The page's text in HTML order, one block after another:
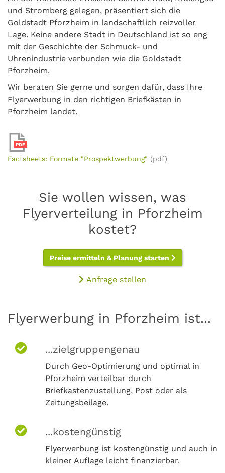
und Stromberg gelegen, präsentiert sich die
Goldstadt Pforzheim in landschaftlich reizvoller
Lage. Keine andere Stadt in Deutschland ist so eng
mit der Geschichte der Schmuck- und
Uhrenindustrie verbunden wie die Goldstadt
Pforzheim.
Wir beraten Sie gerne und sorgen dafür, dass Ihre
Flyerwerbung in den richtigen Briefkästen in
Pforzheim landet.
PDF
Factsheets: Formate "Prospektwerbung" (pdf)
Sie wollen wissen, was
Flyerverteilung in Pforzheim
kostet?
Preise ermitteln & Planung starten
Anfrage stellen
Flyerwerbung in Pforzheim ist...
...zielgruppengenau
Durch Geo-Optimierung und optimal in
Pforzheim verteilbar durch
Briefkastenzustellung, Post oder als
Zeitungsbeilage.
...kostengünstig
Flyerwerbung ist kostengünstig und auch in
kleiner Auflage leicht finanzierbar.